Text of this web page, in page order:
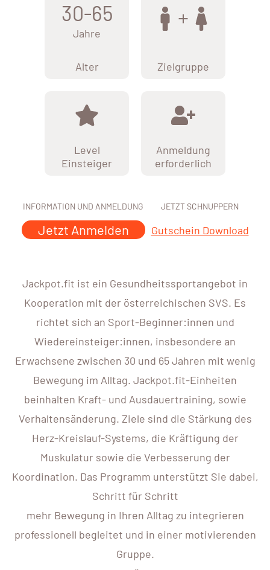
30-65
Jahre
Alter Zielgruppe
Level
Einsteiger
Anmeldung
erforderlich
INFORMATION UND ANMELDUNG
Jetzt Anmelden
JETZT SCHNUPPERN
Gutschein Download
Jackpot.fit ist ein Gesundheitssportangebot in
Kooperation mit der österreichischen SVS. Es
richtet sich an Sport-Beginner:innen und
Wiedereinsteiger:innen, insbesondere an
Erwachsene zwischen 30 und 65 Jahren mit wenig
Bewegung im Alltag. Jackpot.fit-Einheiten
beinhalten Kraft- und Ausdauertraining, sowie
Verhaltensänderung. Ziele sind die Stärkung des
Herz-Kreislauf-Systems, die Kräftigung der
Muskulatur sowie die Verbesserung der
Koordination. Das Programm unterstützt Sie dabei,
Schritt für Schritt
mehr Bewegung in Ihren Alltag zu integrieren
professionell begleitet und in einer motivierenden
Gruppe.